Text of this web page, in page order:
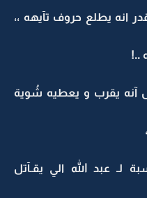
انه يطلع حروف تآيهه ،،
..!
آنه يقرب و يعطيه شُوية
لـ عبد الله الي يقـآتل